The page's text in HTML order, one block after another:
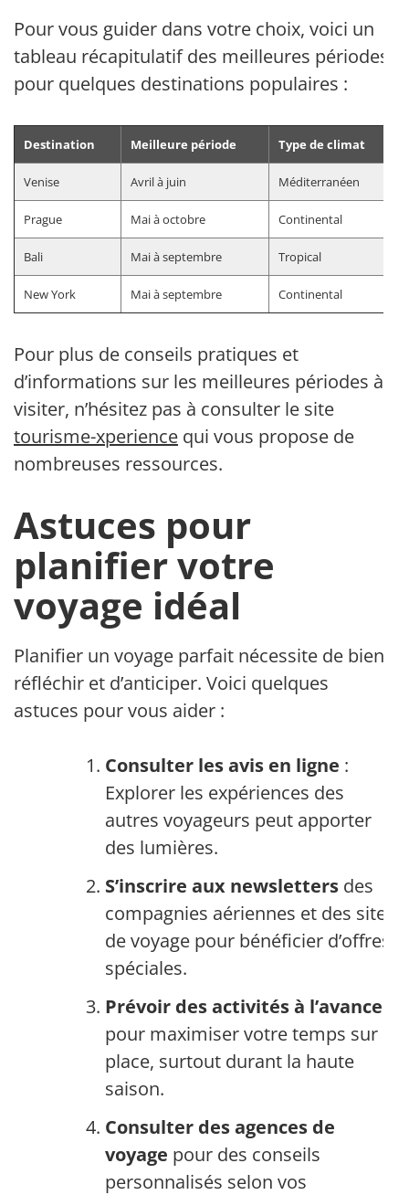
Pour vous guider dans votre choix, voici un
tableau récapitulatif des meilleures périodes
pour quelques destinations populaires :
Destination Meilleure période Type de climat
Venise Avril à juin Méditerranéen
Prague Mai à octobre Continental
Bali Mai à septembre Tropical
New York Mai à septembre Continental
Pour plus de conseils pratiques et
d’informations sur les meilleures périodes à
visiter, n’hésitez pas à consulter le site
tourisme-xperience qui vous propose de
nombreuses ressources.
Astuces pour
planifier votre
voyage idéal
Planifier un voyage parfait nécessite de bien
réfléchir et d’anticiper. Voici quelques
astuces pour vous aider :
Consulter les avis en ligne :
Explorer les expériences des
autres voyageurs peut apporter
des lumières.
S’inscrire aux newsletters des
compagnies aériennes et des sites
de voyage pour bénéficier d’offres
spéciales.
Prévoir des activités à l’avance
pour maximiser votre temps sur
place, surtout durant la haute
saison.
Consulter des agences de
voyage pour des conseils
personnalisés selon vos